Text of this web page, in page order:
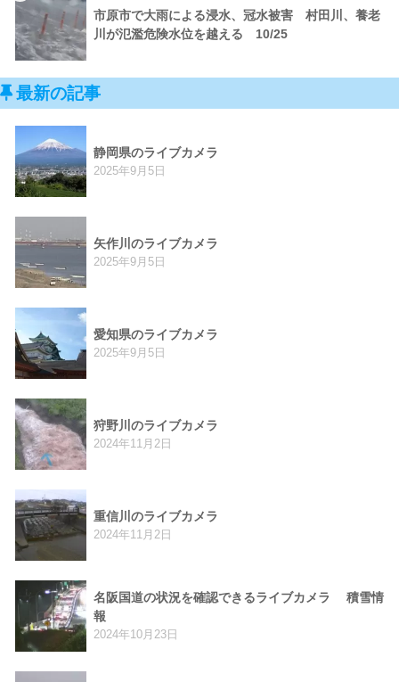
市原市で大雨による浸水、冠水被害 村田川、養老
川が氾濫危険水位を越える 10/25
最新の記事
静岡県のライブカメラ
2025年9月5日
矢作川のライブカメラ
2025年9月5日
愛知県のライブカメラ
2025年9月5日
狩野川のライブカメラ
2024年11月2日
重信川のライブカメラ
2024年11月2日
名阪国道の状況を確認できるライブカメラ 積雪情
報
2024年10月23日